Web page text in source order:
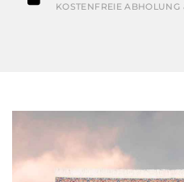
KOSTENFREIE ABHOLUNG